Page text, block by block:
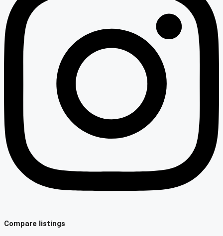
Compare listings